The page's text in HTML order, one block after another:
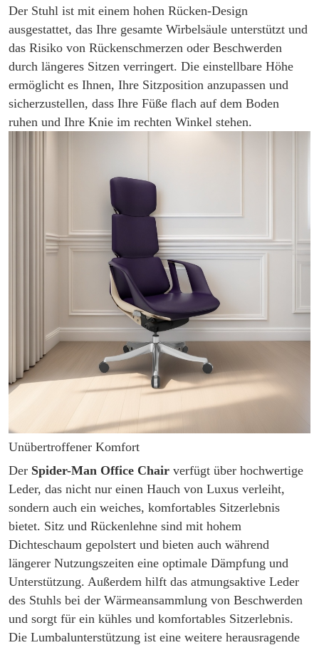
Der Stuhl ist mit einem hohen Rücken-Design
ausgestattet, das Ihre gesamte Wirbelsäule unterstützt und
das Risiko von Rückenschmerzen oder Beschwerden
durch längeres Sitzen verringert. Die einstellbare Höhe
ermöglicht es Ihnen, Ihre Sitzposition anzupassen und
sicherzustellen, dass Ihre Füße flach auf dem Boden
ruhen und Ihre Knie im rechten Winkel stehen.
Unübertroffener Komfort
Der Spider-Man Office Chair verfügt über hochwertige
Leder, das nicht nur einen Hauch von Luxus verleiht,
sondern auch ein weiches, komfortables Sitzerlebnis
bietet. Sitz und Rückenlehne sind mit hohem
Dichteschaum gepolstert und bieten auch während
längerer Nutzungszeiten eine optimale Dämpfung und
Unterstützung. Außerdem hilft das atmungsaktive Leder
des Stuhls bei der Wärmeansammlung von Beschwerden
und sorgt für ein kühles und komfortables Sitzerlebnis.
Die Lumbalunterstützung ist eine weitere herausragende